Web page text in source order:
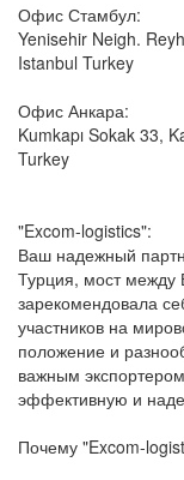
Офис Стамбул:
Yenisehir Neigh.
Istanbul Turkey
Офис Анкара:
Kumkapı Sokak 33,
Turkey
"Excom-logistics":
Ваш надежный
Турция, мост между
зарекомендовала
участников на
положение и
важным
эффективную и
Почему "Excom-